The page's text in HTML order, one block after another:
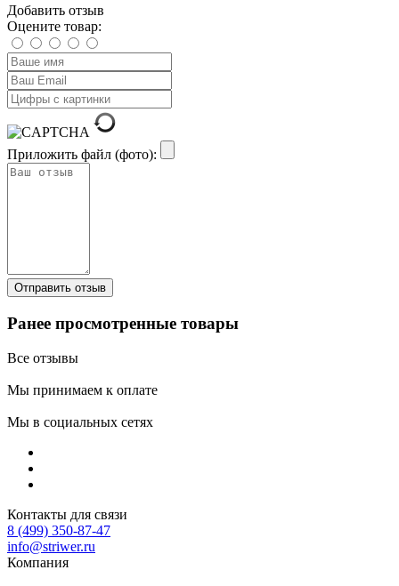
Добавить отзыв
Оцените товар:
Приложить файл (фото):
Ранее просмотренные товары
Все отзывы
Мы принимаем к оплате
Мы в социальных сетях
Контакты для связи
8 (499) 350-87-47
info@striwer.ru
Компания